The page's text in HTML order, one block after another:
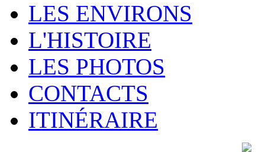
LES ENVIRONS
L'HISTOIRE
LES PHOTOS
CONTACTS
ITINÉRAIRE